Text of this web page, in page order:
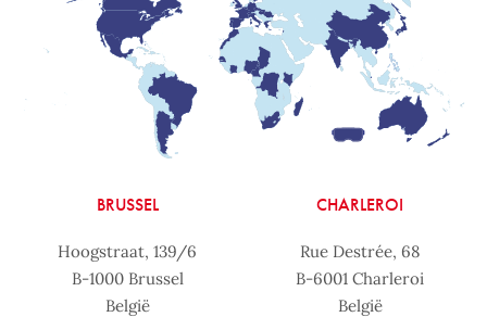
BRUSSEL
Hoogstraat, 139/6
B-1000 Brussel
België
CHARLEROI
Rue Destrée, 68
B-6001 Charleroi
België